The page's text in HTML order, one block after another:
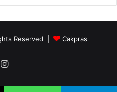
Reserved | Cakpras
Instagram